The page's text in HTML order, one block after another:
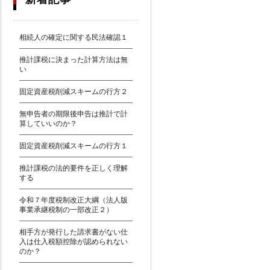
相続人の確定に関する民法確認１
推計課税に決まった計算方法は無
い
固定資産税削減スキームの行方２
無申告者の期限後申告は推計で計
算していいのか？
固定資産税削減スキームの行方１
推計課税の法的要件を正しく理解
する
令和７年度税制改正大綱（法人版
事業承継税制の一部改正２）
相手方が発行した請求書がない仕
入は仕入税額控除が認められない
のか？